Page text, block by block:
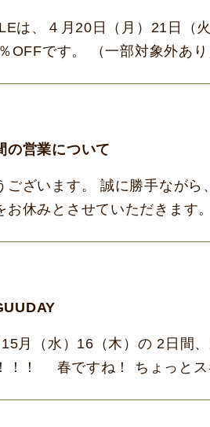
は、４月20日（月）21日（
OFFです。 （一部対象外あ
の営業について
ございます。 誠に勝手なが
お休みとさせていただきます
月（水）16（木）の 2日間
！ 春ですね！ ちょっとス